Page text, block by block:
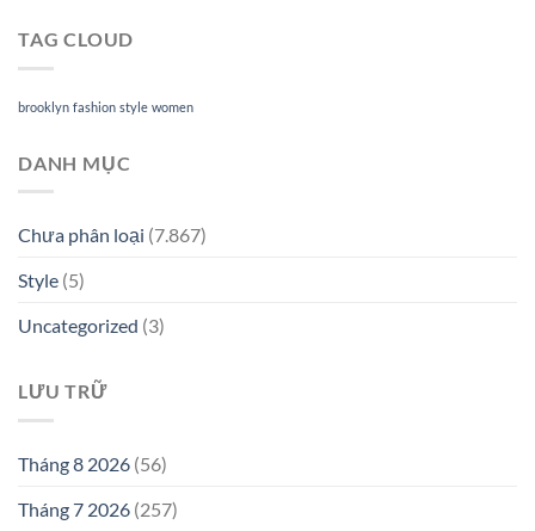
TAG CLOUD
brooklyn fashion style women
DANH MỤC
Chưa phân loại (7.867)
Style (5)
Uncategorized (3)
LƯU TRỮ
Tháng 8 2026 (56)
Tháng 7 2026 (257)